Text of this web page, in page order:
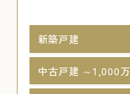
新築戸建
中古戸建 ～1,000